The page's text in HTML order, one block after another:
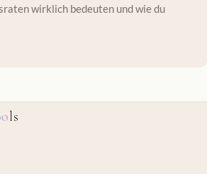
wirklich bedeuten und wie du
ls